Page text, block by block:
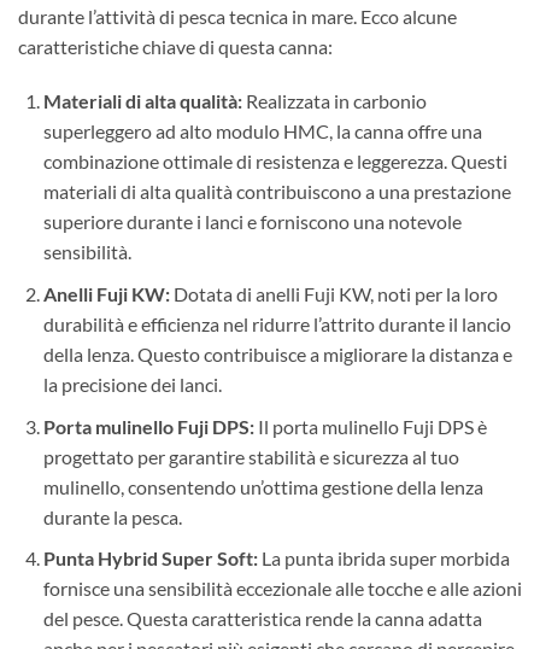
durante l’attività di pesca tecnica in mare. Ecco alcune
caratteristiche chiave di questa canna:
Materiali di alta qualità:Realizzata in carbonio
superleggero ad alto modulo HMC, la canna offre una
combinazione ottimale di resistenza e leggerezza. Questi
materiali di alta qualità contribuiscono a una prestazione
superiore durante i lanci e forniscono una notevole
sensibilità.
Anelli Fuji KW:Dotata di anelli Fuji KW, noti per la loro
durabilità e efficienza nel ridurre l’attrito durante il lancio
della lenza. Questo contribuisce a migliorare la distanza e
la precisione dei lanci.
Porta mulinello Fuji DPS:Il porta mulinello Fuji DPS è
progettato per garantire stabilità e sicurezza al tuo
mulinello, consentendo un’ottima gestione della lenza
durante la pesca.
Punta Hybrid Super Soft:La punta ibrida super morbida
fornisce una sensibilità eccezionale alle tocche e alle azioni
del pesce. Questa caratteristica rende la canna adatta